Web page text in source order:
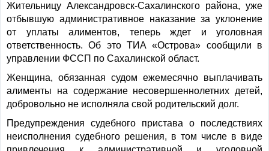
Жительницу Александровск-Сахалинского района, уже
отбывшую административное наказание за уклонение
от уплаты алиментов, теперь ждет и уголовная
ответственность. Об это ТИА «Острова» сообщили в
управлении ФССП по Сахалинской област.
Женщина, обязанная судом ежемесячно выплачивать
алименты на содержание несовершеннолетних детей,
добровольно не исполняла свой родительский долг.
Предупреждения судебного пристава о последствиях
неисполнения судебного решения, в том числе в виде